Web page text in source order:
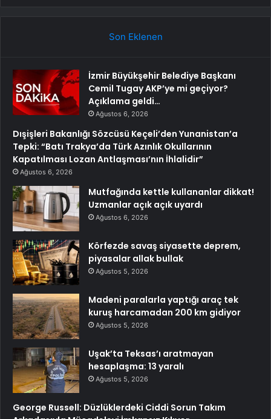
Son Eklenen
İzmir Büyükşehir Belediye Başkanı
Cemil Tugay AKP’ye mi geçiyor?
Açıklama geldi…
Ağustos 6, 2026
Dışişleri Bakanlığı Sözcüsü Keçeli’den Yunanistan’a
Tepki: “Batı Trakya’da Türk Azınlık Okullarının
Kapatılması Lozan Antlaşması’nın İhlalidir”
Ağustos 6, 2026
Mutfağında kettle kullananlar dikkat!
Uzmanlar açık açık uyardı
Ağustos 6, 2026
Körfezde savaş siyasette deprem,
piyasalar allak bullak
Ağustos 5, 2026
Madeni paralarla yaptığı araç tek
kuruş harcamadan 200 km gidiyor
Ağustos 5, 2026
Uşak’ta Teksas’ı aratmayan
hesaplaşma: 13 yaralı
Ağustos 5, 2026
George Russell: Düzlüklerdeki Ciddi Sorun Takım